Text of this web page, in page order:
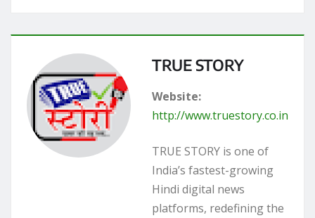
TRUE STORY
Website:
http://www.truestory.co.in
TRUE STORY is one of
India’s fastest-growing
Hindi digital news
platforms, redefining the